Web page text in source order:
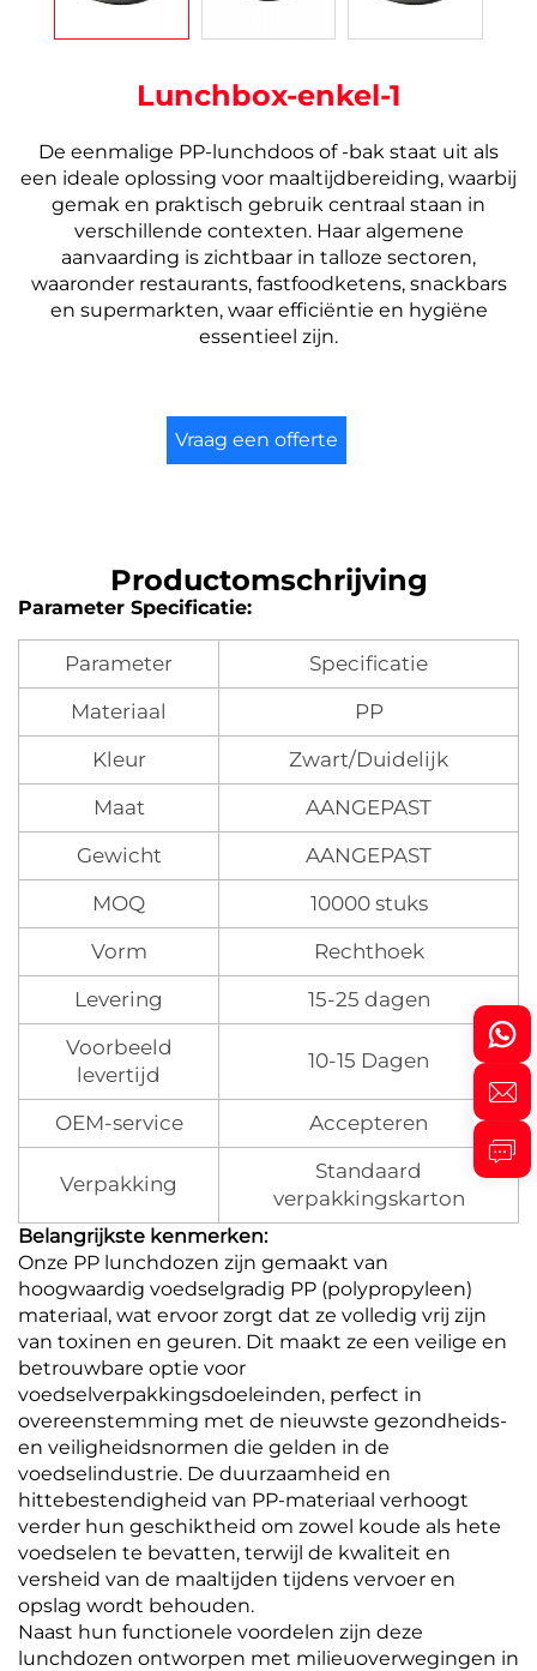
Lunchbox-enkel-1
De eenmalige PP-lunchdoos of -bak staat uit als
een ideale oplossing voor maaltijdbereiding, waarbij
gemak en praktisch gebruik centraal staan in
verschillende contexten. Haar algemene
aanvaarding is zichtbaar in talloze sectoren,
waaronder restaurants, fastfoodketens, snackbars
en supermarkten, waar efficiëntie en hygiëne
essentieel zijn.
Vraag een offerte
Productomschrijving
Parameter Specificatie:
Parameter
Specificatie
Materiaal
PP
Kleur
Zwart/Duidelijk
Maat
AANGEPAST
Gewicht
AANGEPAST
MOQ
10000 stuks
Vorm
Rechthoek
Levering
15-25 dagen
Voorbeeld
levertijd
10-15 Dagen
OEM-service Accepteren
Verpakking
Standaard
verpakkingskarton
Belangrijkste kenmerken:
Onze PP lunchdozen zijn gemaakt van
hoogwaardig voedselgradig PP (polypropyleen)
materiaal, wat ervoor zorgt dat ze volledig vrij zijn
van toxinen en geuren. Dit maakt ze een veilige en
betrouwbare optie voor
voedselverpakkingsdoeleinden, perfect in
overeenstemming met de nieuwste gezondheids-
en veiligheidsnormen die gelden in de
voedselindustrie. De duurzaamheid en
hittebestendigheid van PP-materiaal verhoogt
verder hun geschiktheid om zowel koude als hete
voedselen te bevatten, terwijl de kwaliteit en
versheid van de maaltijden tijdens vervoer en
opslag wordt behouden.
Naast hun functionele voordelen zijn deze
lunchdozen ontworpen met milieuoverwegingen in